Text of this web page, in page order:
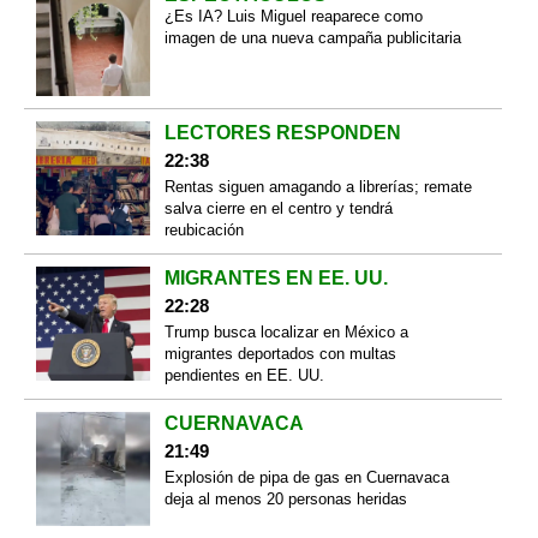
¿Es IA? Luis Miguel reaparece como
imagen de una nueva campaña publicitaria
LECTORES RESPONDEN
22:38
Rentas siguen amagando a librerías; remate
salva cierre en el centro y tendrá
reubicación
MIGRANTES EN EE. UU.
22:28
Trump busca localizar en México a
migrantes deportados con multas
pendientes en EE. UU.
CUERNAVACA
21:49
Explosión de pipa de gas en Cuernavaca
deja al menos 20 personas heridas